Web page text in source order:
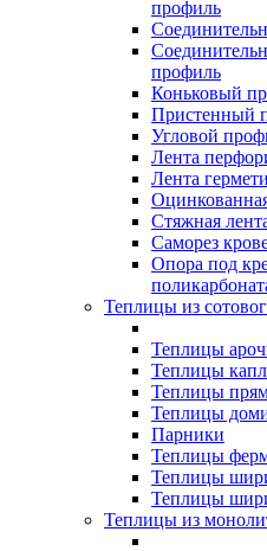
профиль
профиль
Коньковый
Пристенный
Угловой
Лента
Лента
Стяжная
Саморез
Опора под
Теплицы из
Теплицы
Теплицы
Теплицы
Теплицы
Парники
Теплицы
Теплицы
Теплицы
Теплицы из